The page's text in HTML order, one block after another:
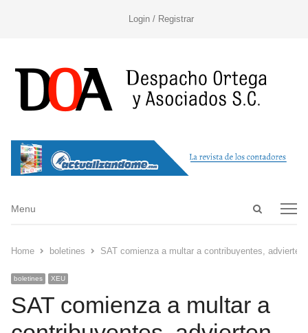
Login / Registrar
Open
Menu
Menu
Home boletines SAT comienza a multar a contribuyentes, advierten
boletines XEU
SAT comienza a multar a